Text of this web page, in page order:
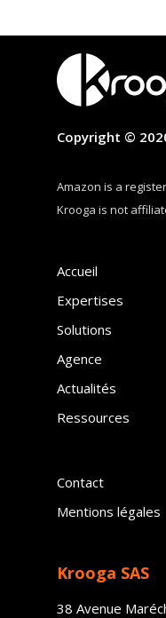
Copyright ©
Amazon is a
Krooga is not
Accueil
Expertises
Solutions
Agence
Actualités
Ressources
Contact
Mentions légales
Krooga SAS
38 Avenue